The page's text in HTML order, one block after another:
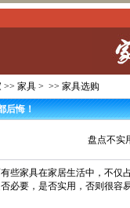
>> 家具 > >> 家具选购
后悔！
盘点不实
些家具在家居生活中，不
必要，是否实用，否则很